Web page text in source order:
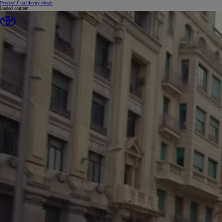
Preskočiť na hlavný obsah(Press Enter)
loaded content